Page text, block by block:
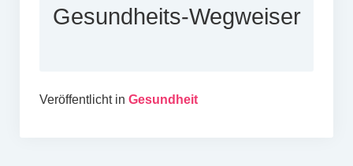
Gesundheits-Wegweiser
Veröffentlicht in Gesundheit